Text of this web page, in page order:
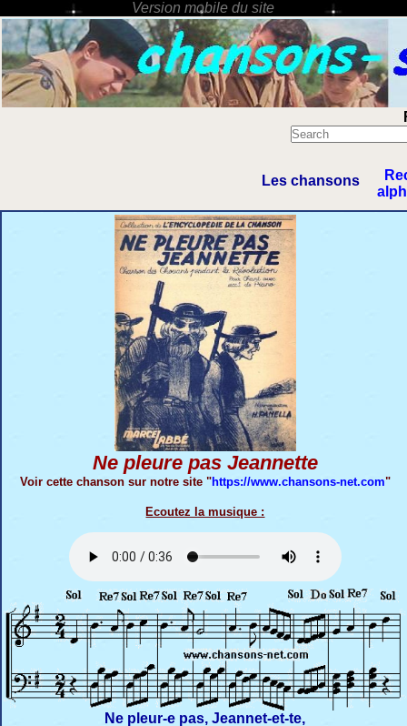
Les chansons
Ne pleure pas Jeannette
Voir cette chanson sur notre site "https://www.chansons-net.com"
Ecoutez la musique :
Ne pleur-e pas, Jeannet-et-te,